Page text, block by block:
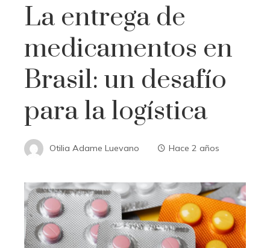
La entrega de
medicamentos en
Brasil: un desafío
para la logística
Otilia Adame Luevano Hace 2 años